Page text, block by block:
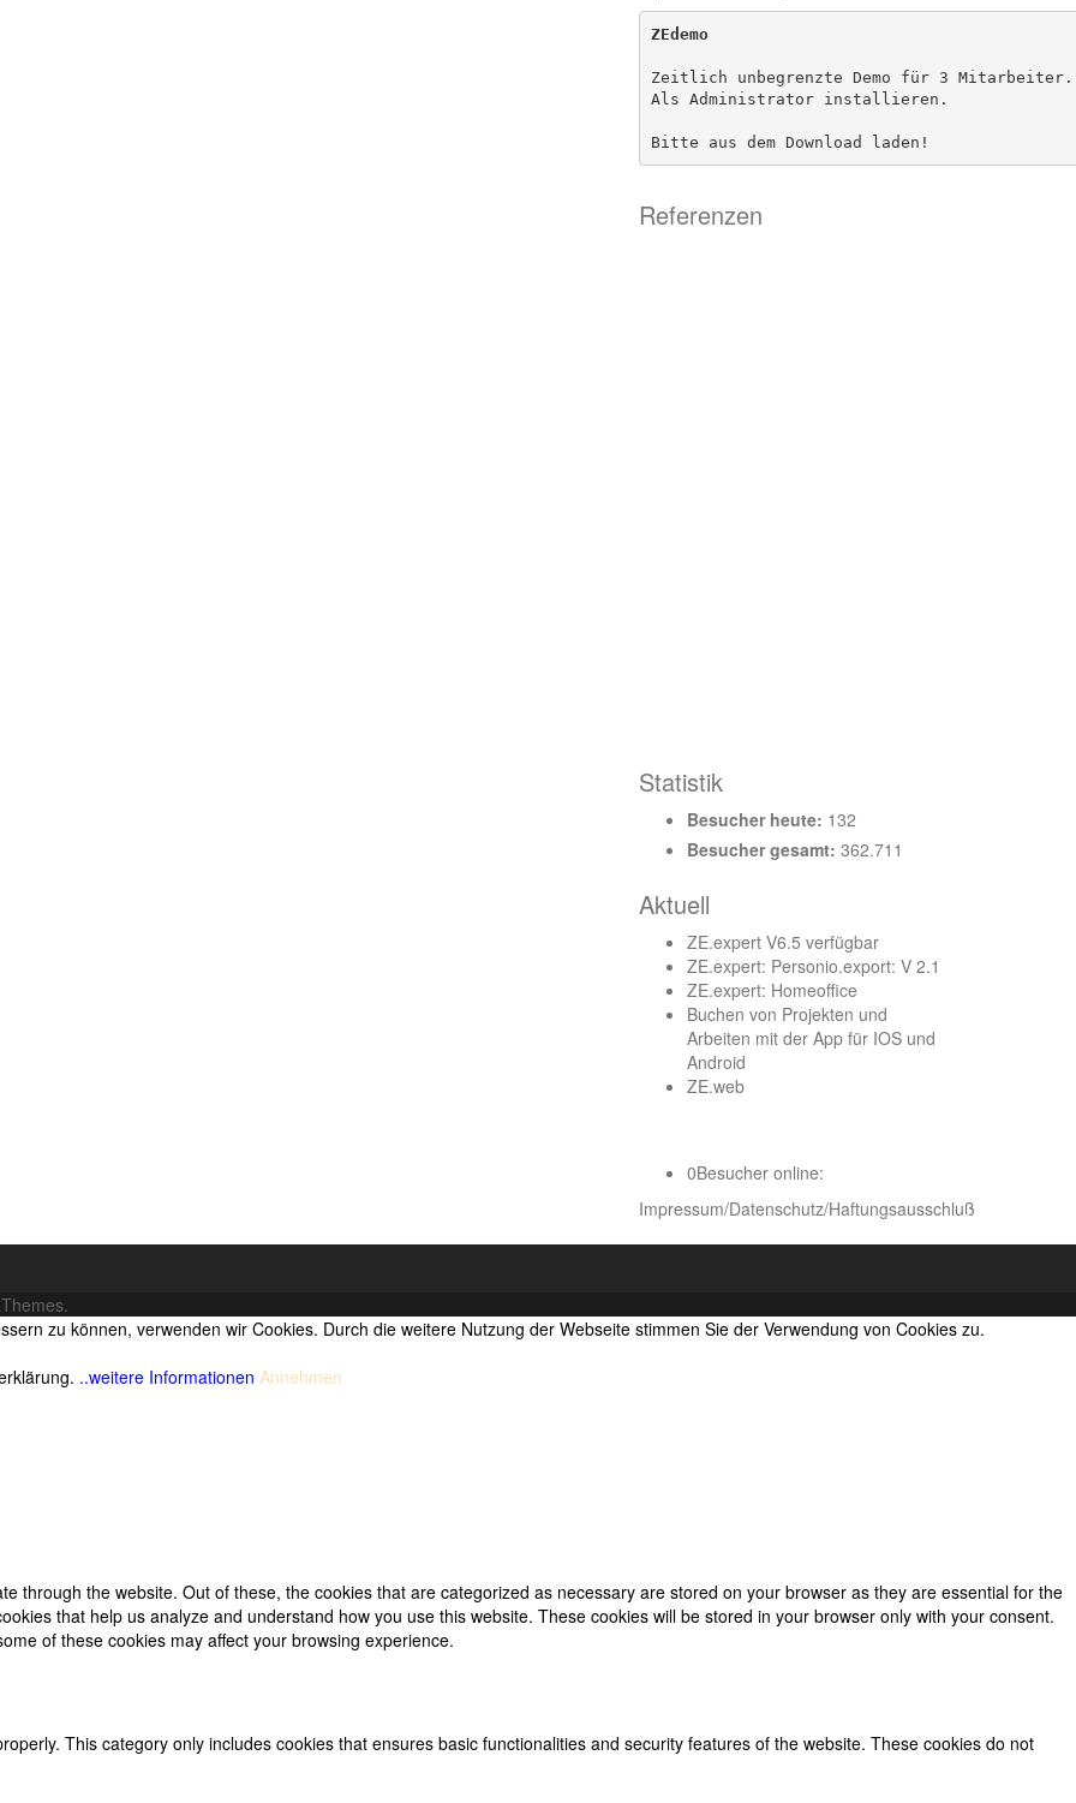
ZEdemo
Zeitlich unbegrenzte Demo für 3
Als Administrator installieren.
Bitte aus dem Download laden!
Referenzen
Statistik
Besucher heute: 132
Besucher gesamt: 362.711
Aktuell
ZE.expert V6.5 verfügbar
ZE.expert: Personio.export: V 2.1
ZE.expert: Homeoffice
Buchen von Projekten und
Arbeiten mit der App für IOS und
Android
ZE.web
0Besucher online:
Impressum/Datenschutz/Haftungsausschluß
zu können, verwenden wir Cookies. Durch die weitere Nutzung der Webseite stimmen Sie der Verwendung von Cookies zu.
..weitere Informationen Annehmen
through the website. Out of these, the cookies that are categorized as necessary are stored on your browser as they are essential for the
that help us analyze and understand how you use this website. These cookies will be stored in your browser only with your consent.
of these cookies may affect your browsing experience.
This category only includes cookies that ensures basic functionalities and security features of the website. These cookies do not